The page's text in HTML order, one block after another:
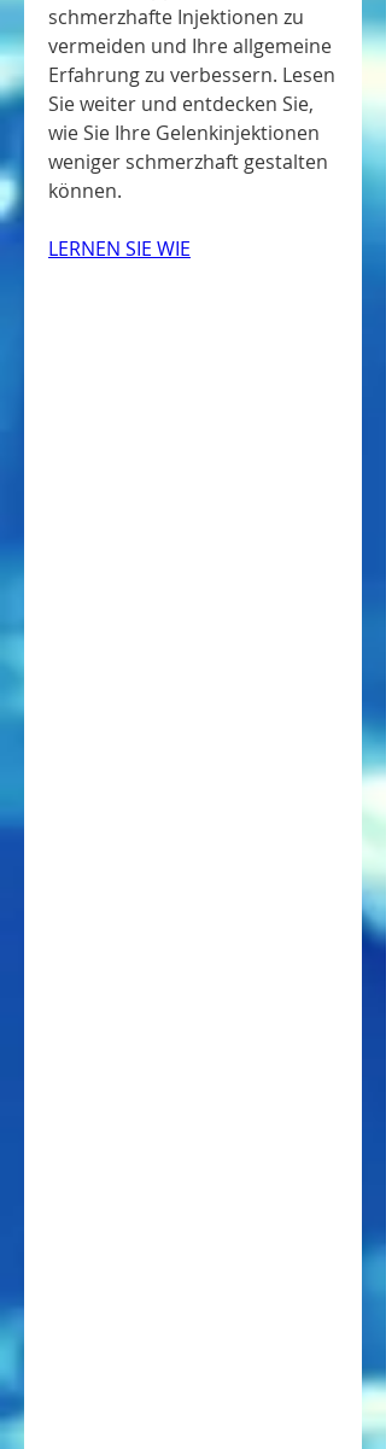
schmerzhafte Injektionen zu
vermeiden und Ihre allgemeine
Erfahrung zu verbessern. Lesen
Sie weiter und entdecken Sie,
wie Sie Ihre Gelenkinjektionen
weniger schmerzhaft gestalten
können.
LERNEN SIE WIE